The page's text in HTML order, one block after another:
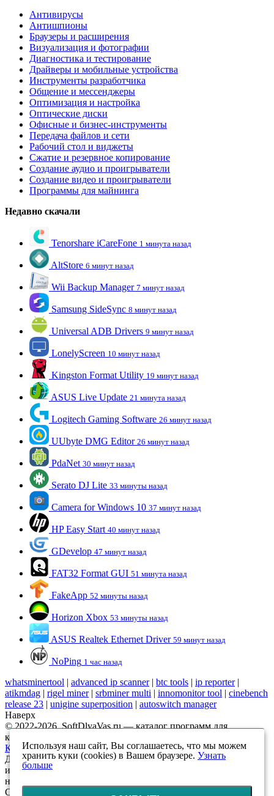
Антивирусы
Антишпионы
Браузеры и расширения
Визуализация и фотографии
Диагностика и тестирование
Драйверы и мобильные устройства
Инструменты разработчика
Общение и мессенджеры
Оптимизация и настройка
Оптические диски
Офисные и бизнес-инструменты
Передача файлов и сети
Рабочий стол и виджеты
Сжатие и резервное копирование
Создание аудио и проигрыватели
Создание видео и проигрыватели
Программы для майнинга
Недавно скачали
Tenorshare iCareFone 1 минута назад
AltStore 6 минут назад
Wii Backup Manager 7 минут назад
Samsung SideSync 8 минут назад
Universal ADB Drivers 9 минут назад
LonelyScreen 10 минут назад
Kingston Format Utility 19 минут назад
ASUS Live Update 21 минута назад
Logitech Gaming Software 26 минут назад
UUbyte DMG Editor 26 минут назад
PdaNet 30 минут назад
Serato DJ Lite 33 минуты назад
Camera for Windows 10 37 минут назад
HP Easy Start 40 минут назад
GDevelop 47 минут назад
FAT32 Format GUI 51 минута назад
FakeApp 52 минуты назад
Horizon Xbox 53 минуты назад
ASUS Realtek Ethernet Driver 59 минут назад
NoPing 1 час назад
whatsminertool | advanced ip scanner| btc tools | ip reporter|
atikmdag | rigel miner| srbminer multi | innomonitor tool | cinebench
release 23 | unigine superposition | autoswitch manager
Наверх
© 2022-2026, SoftDlyaVas.ru — каталог программ для
компьютера.
Карта сайта
Данный интернет-сайт носит исключительно
информационный характер и ни при каких условиях
не является публичной офертой, определяемой положениями
Статьи 437 (2) ГК РФ
Используя наш сайт, Вы соглашаетесь, что мы можем
хранить куки (cookies) в Вашем браузере. Узнать
больше